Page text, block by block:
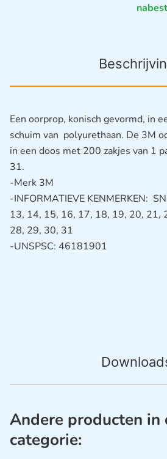
Een oorprop, konisch gevormd, in
schuim van polyurethaan. De 3M
in een doos met 200 zakjes van 1
31.
-Merk 3M
-INFORMATIEVE KENMERKEN:
13, 14, 15, 16, 17, 18, 19, 20, 21,
28, 29, 30, 31
-UNSPSC: 46181901
Andere producten in
categorie: